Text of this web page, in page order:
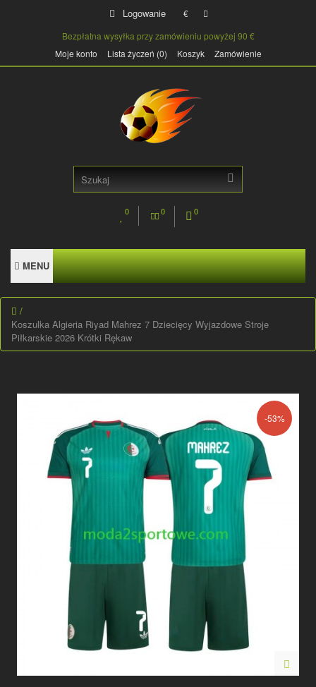
Logowanie
€
Bezpłatna wysyłka przy zamówieniu powyżej 90 €
Moje konto
Lista życzeń (0) Koszyk Zamówienie
0 0 0
MENU
Koszulka Algieria Riyad Mahrez 7 Dziecięcy Wyjazdowe Stroje
Piłkarskie 2026 Krótki Rękaw
-53%